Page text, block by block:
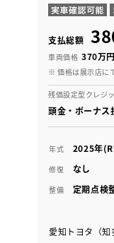
支払総額
車両価格 370万円
※ 価格は展示店に
残価設定型クレジ
頭金・ボーナ
年式 2025年
修復 なし
整備 定期点検
愛知トヨタ（